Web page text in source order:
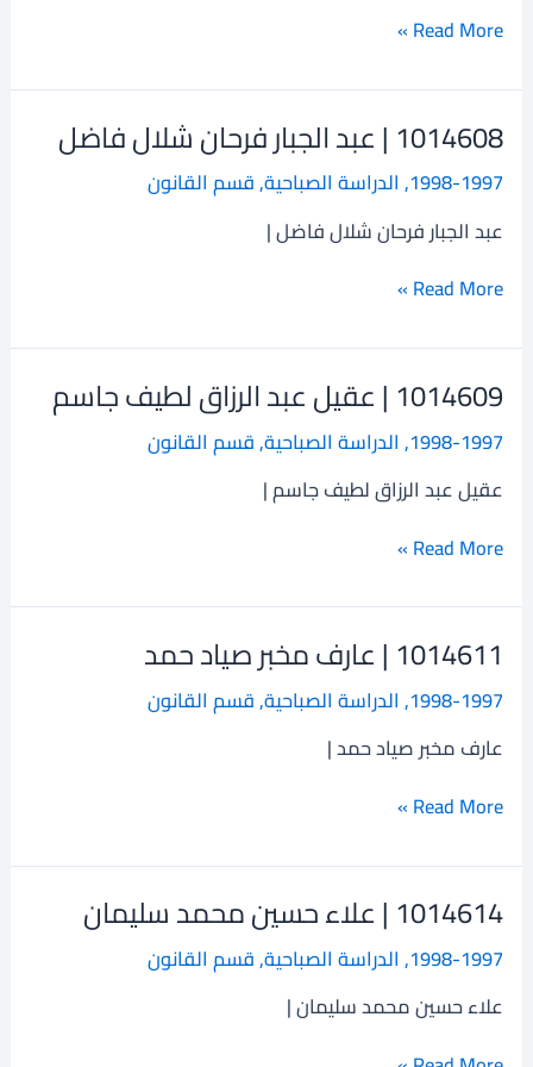
فدعم
شيحان
Read More »
1014608 | عبد الجبار فرحان شلال فاضل
1998-1997
, الدراسة الصباحية,قسم القانون
عبد الجبار فرحان شلال فاضل |
1014608
عبد
الجبار
فرحان
شلال
فاضل
Read More »
1014609 | عقيل عبد الرزاق لطيف جاسم
1998-1997
, الدراسة الصباحية,قسم القانون
عقيل عبد الرزاق لطيف جاسم |
1014609
عقيل
عبد
الرزاق
لطيف
جاسم
Read More »
1014611 | عارف مخبر صياد حمد
1998-1997
, الدراسة الصباحية,قسم القانون
عارف مخبر صياد حمد |
1014611
عارف
مخبر
صياد
حمد
Read More »
1014614 | علاء حسين محمد سليمان
1998-1997
, الدراسة الصباحية,قسم القانون
علاء حسين محمد سليمان |
1014614
علاء
حسين
محمد
سليمان